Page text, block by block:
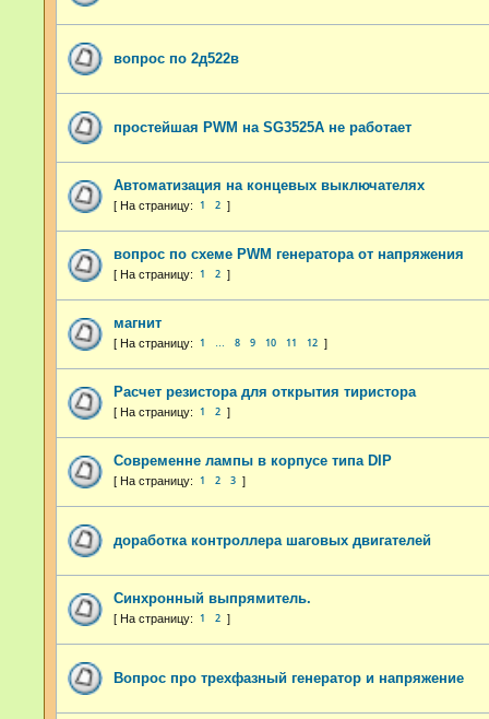
вопрос по 2д522в
простейшая PWM на SG3525A не работает
Автоматизация на концевых выключателях
1 2
вопрос по схеме PWM генератора от напряжения
1 2
магнит
1 … 8 9 10 11 12
Расчет резистора для открытия тиристора
1 2
Современне лампы в корпусе типа DIP
1 2 3
доработка контроллера шаговых двигателей
Синхронный выпрямитель.
1 2
Вопрос про трехфазный генератор и напряжение